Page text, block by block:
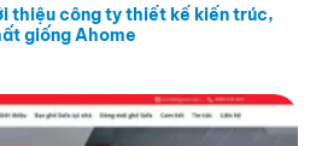
thiệu công ty thiết kế kiến trúc,
giống Ahome